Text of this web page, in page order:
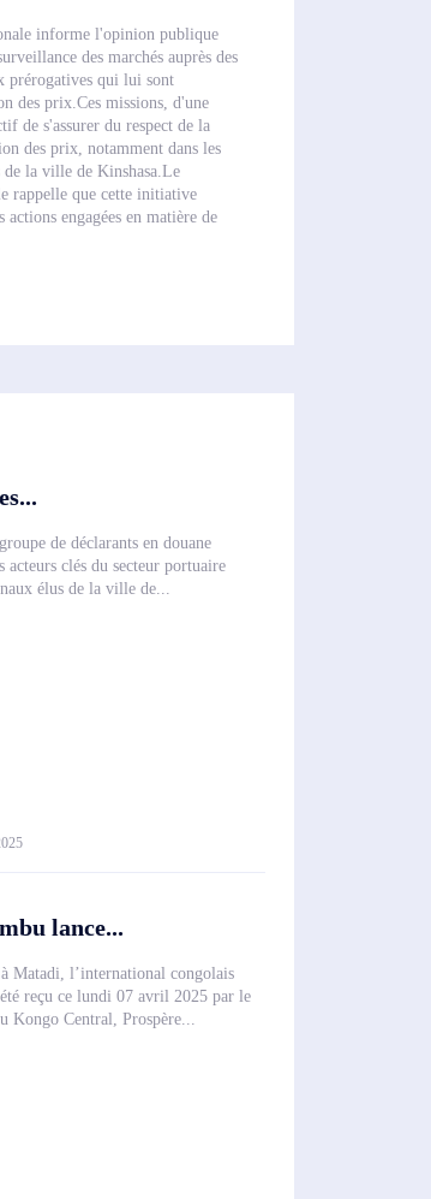
informe l'opinion publique
des marchés auprès des
prérogatives qui lui sont
des prix.Ces missions, d'une
de s'assurer du respect de la
des prix, notamment dans les
de la ville de Kinshasa.Le
rappelle que cette initiative
engagées en matière de
de déclarants en douane
acteurs clés du secteur portuaire
élus de la ville de...
lance...
Matadi, l’international congolais
reçu ce lundi 07 avril 2025 par le
Kongo Central, Prospère...